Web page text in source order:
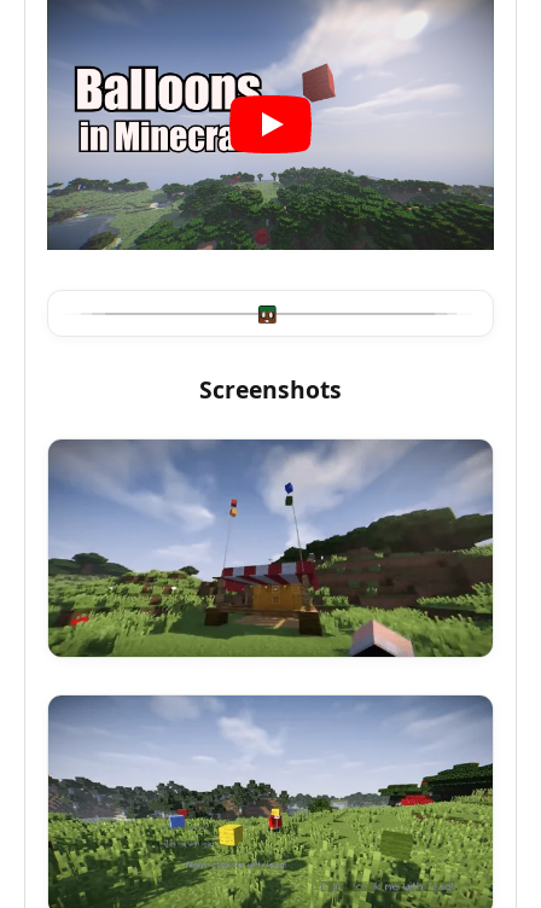
Screenshots